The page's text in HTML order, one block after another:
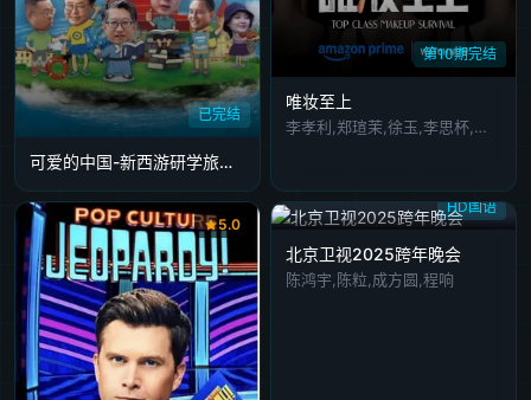
已完结
可爱的中国-新西游研学旅行记之了不起的青岛
第10期完结
唯妆至上
李孝利,郑瑄茉,徐玉,李思杯,李镇洙
5.0
HD国语
北京卫视2025跨年晚会
陈鸿宇,陈粒,成方圆,程响